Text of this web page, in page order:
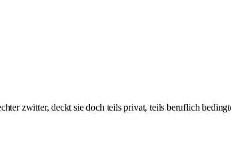
zwitter, deckt sie doch teils privat, teils beruflich